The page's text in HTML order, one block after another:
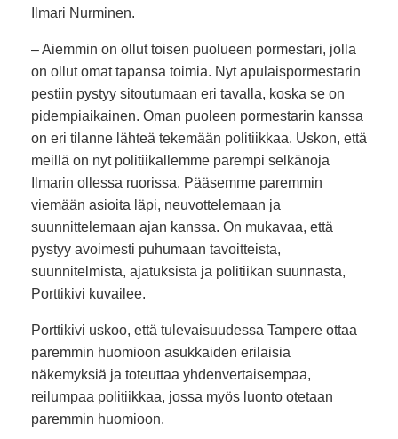
Ilmari Nurminen.
– Aiemmin on ollut toisen puolueen pormestari, jolla
on ollut omat tapansa toimia. Nyt apulaispormestarin
pestiin pystyy sitoutumaan eri tavalla, koska se on
pidempiaikainen. Oman puoleen pormestarin kanssa
on eri tilanne lähteä tekemään politiikkaa. Uskon, että
meillä on nyt politiikallemme parempi selkänoja
Ilmarin ollessa ruorissa. Pääsemme paremmin
viemään asioita läpi, neuvottelemaan ja
suunnittelemaan ajan kanssa. On mukavaa, että
pystyy avoimesti puhumaan tavoitteista,
suunnitelmista, ajatuksista ja politiikan suunnasta,
Porttikivi kuvailee.
Porttikivi uskoo, että tulevaisuudessa Tampere ottaa
paremmin huomioon asukkaiden erilaisia
näkemyksiä ja toteuttaa yhdenvertaisempaa,
reilumpaa politiikkaa, jossa myös luonto otetaan
paremmin huomioon.